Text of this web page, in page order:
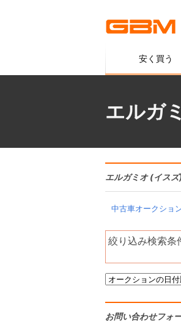
安く買う
エルガ
エルガミオ (イス
中古車オークショ
絞り込み検索条
お問い合わせフォ